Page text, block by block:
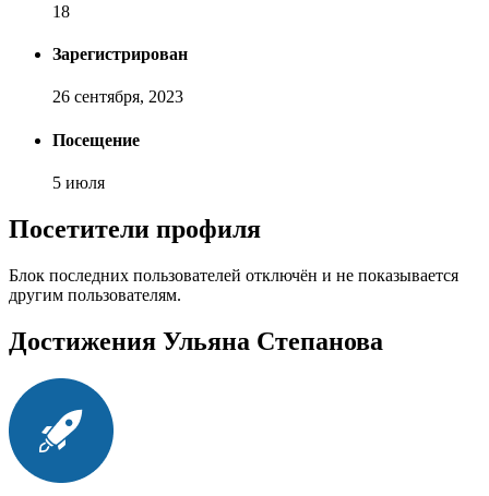
18
Зарегистрирован
26 сентября, 2023
Посещение
5 июля
Посетители профиля
Блок последних пользователей отключён и не показывается
другим пользователям.
Достижения Ульяна Степанова